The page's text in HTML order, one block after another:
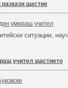
щастие
умиращ учител
ситуации,
учител щастието